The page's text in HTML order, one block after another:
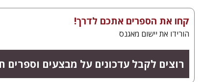
קחו את הספרים אתכם לדרך!
הורידו את יישום מאגנס
רוצים לקבל עדכונים על מבצעים וספרים